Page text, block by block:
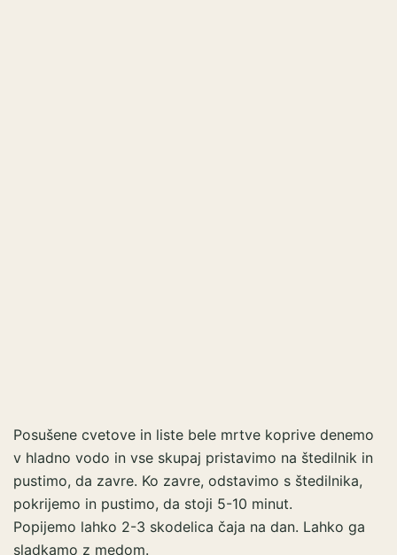
Posušene cvetove in liste bele mrtve koprive denemo
v hladno vodo in vse skupaj pristavimo na štedilnik in
pustimo, da zavre. Ko zavre, odstavimo s štedilnika,
pokrijemo in pustimo, da stoji 5-10 minut.
Popijemo lahko 2-3 skodelica čaja na dan. Lahko ga
sladkamo z medom.